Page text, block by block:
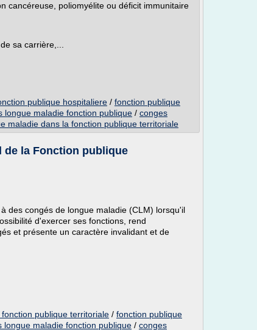
cancéreuse, poliomyélite ou déficit immunitaire
sa carrière,...
publique hospitaliere / fonction publique
longue maladie fonction publique / conges
maladie dans la fonction publique territoriale
de la Fonction publique
des congés de longue maladie (CLM) lorsqu'il
d'exercer ses fonctions, rend
et présente un caractère invalidant et de
publique territoriale / fonction publique
longue maladie fonction publique / conges